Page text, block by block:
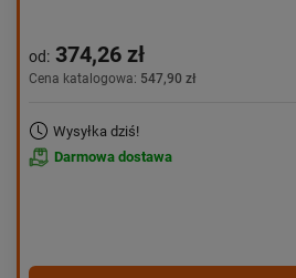
od: 374,26 zł
Cena katalogowa: 547,90 zł
Wysyłka dziś!
Darmowa dostawa